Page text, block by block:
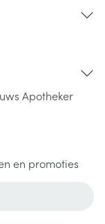
Apotheker
en promoties